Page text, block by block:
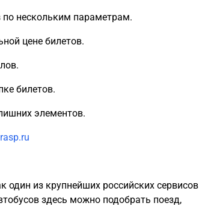
по нескольким параметрам.
цене билетов.
билетов.
элементов.
один из крупнейших российских сервисов
здесь можно подобрать поезд,